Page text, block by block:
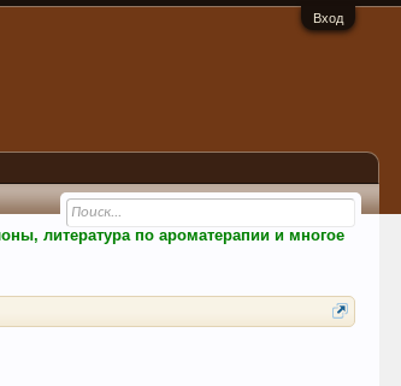
Вход
литература по ароматерапии и многое